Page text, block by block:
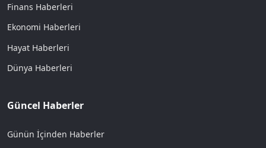
Finans Haberleri
Ekonomi Haberleri
Hayat Haberleri
Dünya Haberleri
Güncel Haberler
Günün İçinden Haberler